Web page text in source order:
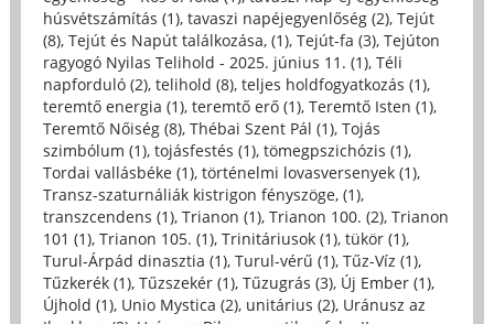
húsvétszámítás (1), tavaszi napéjegyenlőség (2), Tejút
(8), Tejút és Napút találkozása, (1), Tejút-fa (3), Tejúton
ragyogó Nyilas Telihold - 2025. június 11. (1), Téli
napforduló (2), telihold (8), teljes holdfogyatkozás (1),
teremtő energia (1), teremtő erő (1), Teremtő Isten (1),
Teremtő Nőiség (8), Thébai Szent Pál (1), Tojás
szimbólum (1), tojásfestés (1), tömegpszichózis (1),
Tordai vallásbéke (1), történelmi lovasversenyek (1),
Transz-szaturnáliák kistrigon fényszöge, (1),
transzcendens (1), Trianon (1), Trianon 100. (2), Trianon
101 (1), Trianon 105. (1), Trinitáriusok (1), tükör (1),
Turul-Árpád dinasztia (1), Turul-vérű (1), Tűz-Víz (1),
Tűzkerék (1), Tűzszekér (1), Tűzugrás (3), Új Ember (1),
Újhold (1), Unio Mystica (2), unitárius (2), Uránusz az